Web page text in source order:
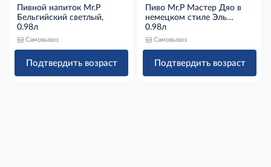
Пивной напиток Mr.P
Бельгийский светлый,
0.98л
Самовывоз
Подтвердить возраст
Пиво Mr.P Мастер Дяо в
немецком стиле Эль
светлое нефильтрованное,
0.98л
0.98л
Самовывоз
Подтвердить возраст